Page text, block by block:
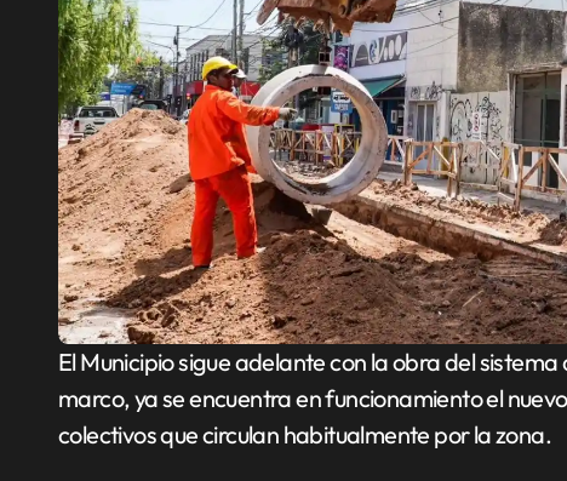
El Municipio sigue adelante con la obra del sistema de drenaje de agua en el centro de Pilar. En este
marco, ya se encuentra en funcionamiento el
colectivos que circulan habitualmente por la zona.